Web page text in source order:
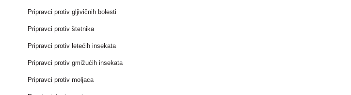
Pripravci protiv gljivičnih bolesti
Pripravci protiv štetnika
Pripravci protiv letećih insekata
Pripravci protiv gmižućih insekata
Pripravci protiv moljaca